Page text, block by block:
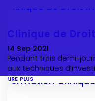
Clinique de
14 Sep 2021
Pendant trois demi-
aux techniques
lire plus